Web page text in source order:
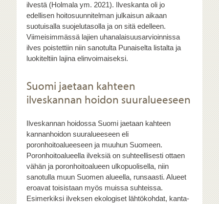
ilvestä (Holmala ym. 2021). Ilveskanta oli jo
edellisen hoitosuunnitelman julkaisun aikaan
suotuisalla suojelutasolla ja on sitä edelleen.
Viimeisimmässä lajien uhanalaisuusarvioinnissa
ilves poistettiin niin sanotulta Punaiselta listalta ja
luokiteltiin lajina elinvoimaiseksi.
Suomi jaetaan kahteen
ilveskannan hoidon suuralueeseen
Ilveskannan hoidossa Suomi jaetaan kahteen
kannanhoidon suuralueeseen eli
poronhoitoalueeseen ja muuhun Suomeen.
Poronhoitoalueella ilveksiä on suhteellisesti ottaen
vähän ja poronhoitoalueen ulkopuolisella, niin
sanotulla muun Suomen alueella, runsaasti. Alueet
eroavat toisistaan myös muissa suhteissa.
Esimerkiksi ilveksen ekologiset lähtökohdat, kanta-